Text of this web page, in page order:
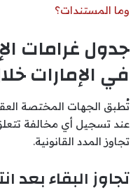
وما المستندات؟
جدول غرامات
في الإمارات خلال
تُطبق الجهات المختصة
عند تسجيل أي مخالفة تتعلق
تجاوز المدد القانونية.
تجاوز البقاء بعد